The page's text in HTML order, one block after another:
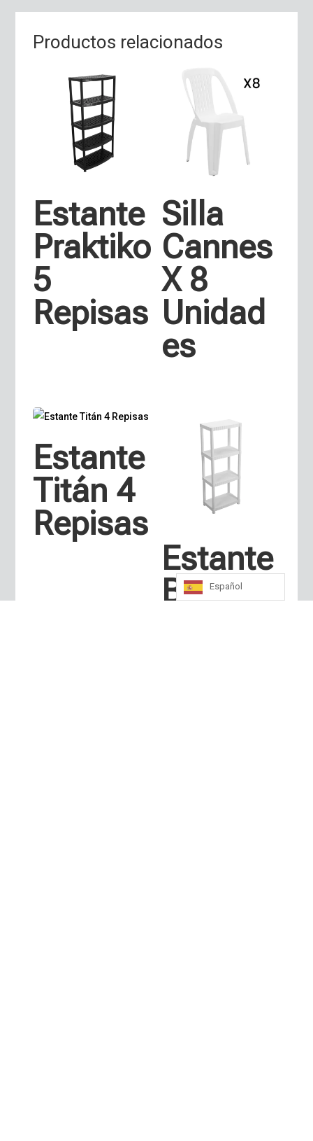
Productos relacionados
Estante
Praktiko
5
Repisas
Silla
Cannes
X 8
Unidad
es
Estante
Titán 4
Repisas
Estante
Blanco
Español